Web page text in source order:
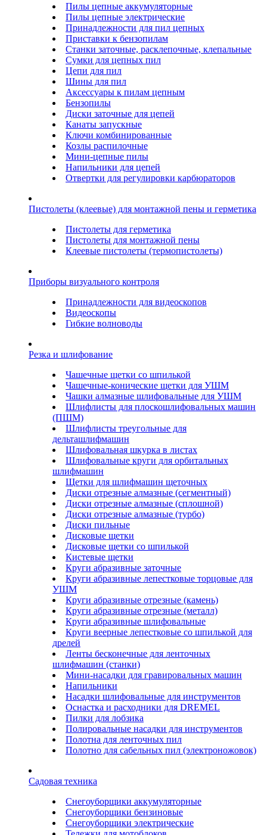
Пилы цепные аккумуляторные
Пилы цепные электрические
Принадлежности для пил цепных
Приставки к бензопилам
Станки заточные, расклепочные, клепальные
Сумки для цепных пил
Цепи для пил
Шины для пил
Аксессуары к пилам цепным
Бензопилы
Диски заточные для цепей
Канаты запускные
Ключи комбинированные
Козлы распилочные
Мини-цепные пилы
Напильники для цепей
Отвертки для регулировки карбюраторов
Пистолеты (клеевые) для монтажной пены и герметика
Пистолеты для герметика
Пистолеты для монтажной пены
Клеевые пистолеты (термопистолеты)
Приборы визуального контроля
Принадлежности для видеоскопов
Видеоскопы
Гибкие волноводы
Резка и шлифование
Чашечные щетки со шпилькой
Чашечные-конические щетки для УШМ
Чашки алмазные шлифовальные для УШМ
Шлифлисты для плоскошлифовальных машин
(ПШМ)
Шлифлисты треугольные для
дельташлифмашин
Шлифовальная шкурка в листах
Шлифовальные круги для орбитальных
шлифмашин
Щетки для шлифмашин щеточных
Диски отрезные алмазные (сегментный)
Диски отрезные алмазные (сплошной)
Диски отрезные алмазные (турбо)
Диски пильные
Дисковые щетки
Дисковые щетки со шпилькой
Кистевые щетки
Круги абразивные заточные
Круги абразивные лепестковые торцовые для
УШМ
Круги абразивные отрезные (камень)
Круги абразивные отрезные (металл)
Круги абразивные шлифовальные
Круги веерные лепестковые со шпилькой для
дрелей
Ленты бесконечные для ленточных
шлифмашин (станки)
Мини-насадки для гравировальных машин
Напильники
Насадки шлифовальные для инструментов
Оснастка и расходники для DREMEL
Пилки для лобзика
Полировальные насадки для инструментов
Полотна для ленточных пил
Полотно для сабельных пил (электроножовок)
Садовая техника
Снегоуборщики аккумуляторные
Снегоуборщики бензиновые
Снегоуборщики электрические